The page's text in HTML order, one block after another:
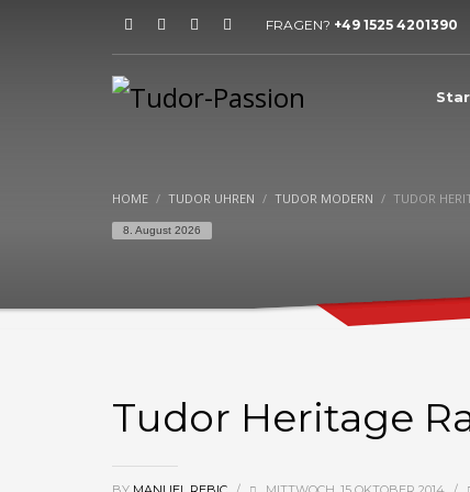
HOW TO SHOPFRAGEN? +49 1525 4201390
HOME TUDOR UHREN TUDOR MODERN TUDOR
8. August 2026
Tudor Heritage